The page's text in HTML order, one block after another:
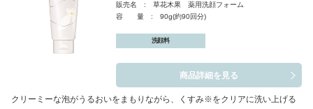
販売名 : 草花木果 薬用洗顔フォーム
容 量 : 90g(約90回分)
洗顔料
商品詳細を見る
クリーミーな泡がうるおいをまもりながら、くすみ※をクリアに洗い上げる